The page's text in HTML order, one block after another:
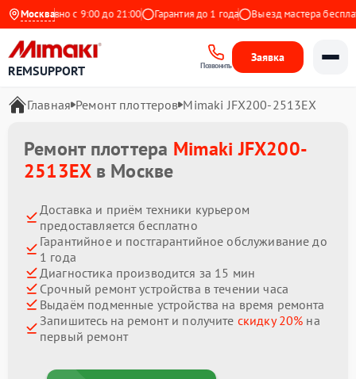
Москва
Ежедневно с 9:00 до 21:00 Гарантия до 1 года Выезд мастера бесплатно
REMSUPPORT Позвонить
Заявка
Главная Ремонт плоттеров Mimaki JFX200-2513EX
Ремонт плоттера Mimaki JFX200-
2513EXв Москве
Доставка и приём техники курьером
предоставляется бесплатно
Гарантийное и постгарантийное обслуживание до
1 года
Диагностика производится за 15 мин
Срочный ремонт устройства в течении часа
Выдаём подменные устройства на время ремонта
Запишитесь на ремонт и получите скидку 20% на
первый ремонт